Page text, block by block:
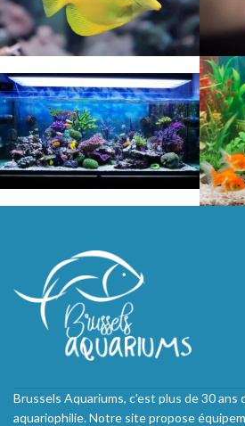
Brussels Aquariums, c'est plus de 30 ans
aquariophilie. Notre site propose